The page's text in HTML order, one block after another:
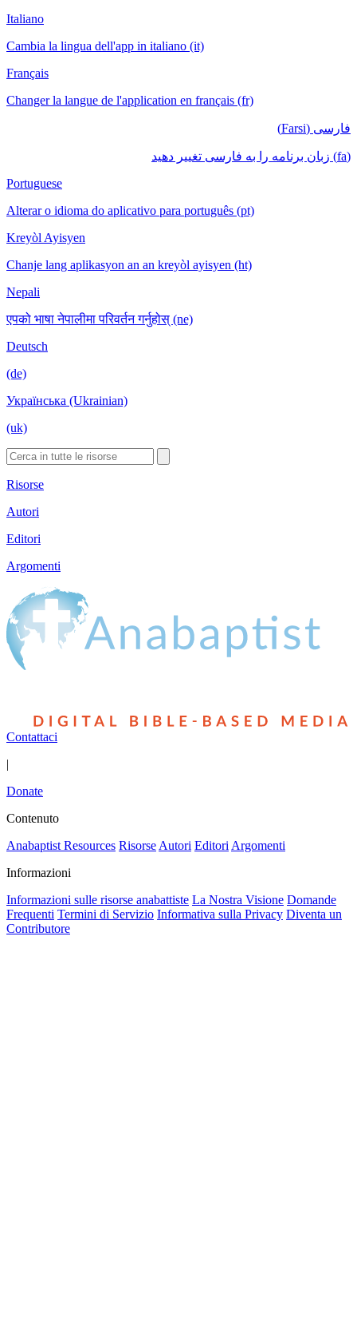
Italiano
Cambia la lingua dell'app in italiano (it)
Français
Changer la langue de l'application en français (fr)
فارسی (Farsi)
(fa) زبان برنامه را به فارسی تغییر دهید
Portuguese
Alterar o idioma do aplicativo para português (pt)
Kreyòl Ayisyen
Chanje lang aplikasyon an an kreyòl ayisyen (ht)
Nepali
एपको भाषा नेपालीमा परिवर्तन गर्नुहोस् (ne)
Deutsch
(de)
Українська (Ukrainian)
(uk)
Risorse
Autori
Editori
Argomenti
Contattaci
|
Donate
Contenuto
Anabaptist Resources Risorse Autori Editori Argomenti
Informazioni
Informazioni sulle risorse anabattiste La Nostra Visione Domande
Frequenti Termini di Servizio Informativa sulla Privacy Diventa un
Contributore